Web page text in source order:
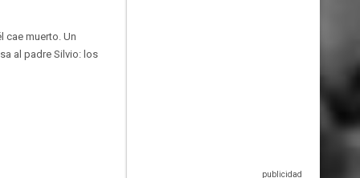
cae muerto. Un
al padre Silvio: los